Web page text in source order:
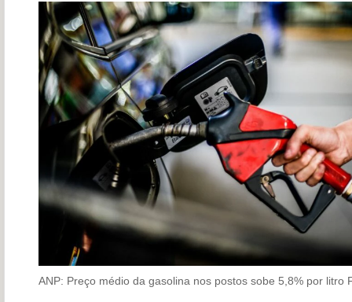
ANP: Preço médio da gasolina nos postos sobe 5,8% por litro